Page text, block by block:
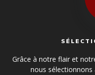
Grâce à notre flair et
nous